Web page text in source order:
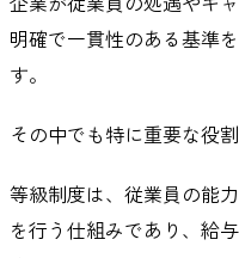
明確で一貫性のある基準
す。
その中でも特に重要な役
等級制度は、従業員の能
を行う仕組みであり、給